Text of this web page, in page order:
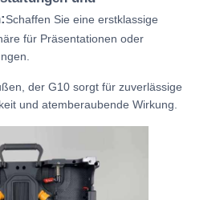
Schaffen Sie eine erstklassige
für Präsentationen oder
der G10 sorgt für zuverlässige
und atemberaubende Wirkung.